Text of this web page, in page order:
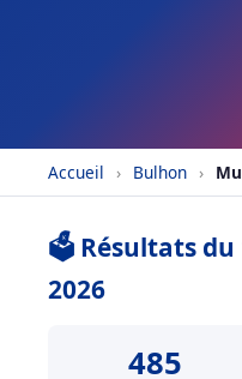
Accueil › Bulhon ›
🗳️ Résultats
2026
485